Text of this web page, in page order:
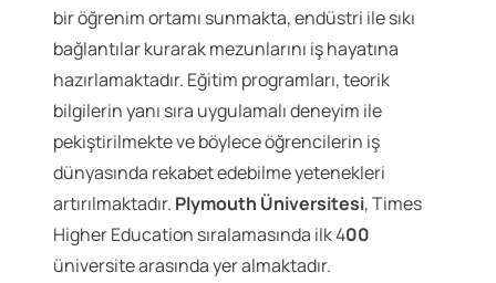
bir öğrenim ortamı sunmakta, endüstri ile sıkı
bağlantılar kurarak mezunlarını iş hayatına
hazırlamaktadır. Eğitim programları, teorik
bilgilerin yanı sıra uygulamalı deneyim ile
pekiştirilmekte ve böylece öğrencilerin iş
dünyasında rekabet edebilme yetenekleri
artırılmaktadır. Plymouth Üniversitesi, Times
Higher Education sıralamasında ilk 400
üniversite arasında yer almaktadır.